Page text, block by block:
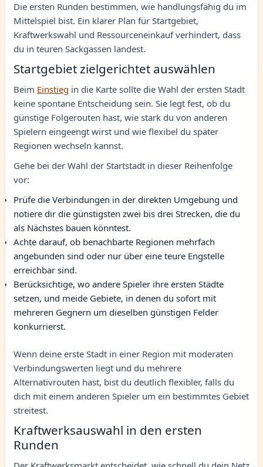
Die ersten Runden bestimmen, wie handlungsfähig du im
Mittelspiel bist. Ein klarer Plan für Startgebiet,
Kraftwerkswahl und Ressourceneinkauf verhindert, dass
du in teuren Sackgassen landest.
Startgebiet zielgerichtet auswählen
Beim Einstieg in die Karte sollte die Wahl der ersten Stadt
keine spontane Entscheidung sein. Sie legt fest, ob du
günstige Folgerouten hast, wie stark du von anderen
Spielern eingeengt wirst und wie flexibel du später
Regionen wechseln kannst.
Gehe bei der Wahl der Startstadt in dieser Reihenfolge
vor:
Prüfe die Verbindungen in der direkten Umgebung und
notiere dir die günstigsten zwei bis drei Strecken, die du
als Nächstes bauen könntest.
Achte darauf, ob benachbarte Regionen mehrfach
angebunden sind oder nur über eine teure Engstelle
erreichbar sind.
Berücksichtige, wo andere Spieler ihre ersten Städte
setzen, und meide Gebiete, in denen du sofort mit
mehreren Gegnern um dieselben günstigen Felder
konkurrierst.
Wenn deine erste Stadt in einer Region mit moderaten
Verbindungswerten liegt und du mehrere
Alternativrouten hast, bist du deutlich flexibler, falls du
dich mit einem anderen Spieler um ein bestimmtes Gebiet
streitest.
Kraftwerksauswahl in den ersten
Runden